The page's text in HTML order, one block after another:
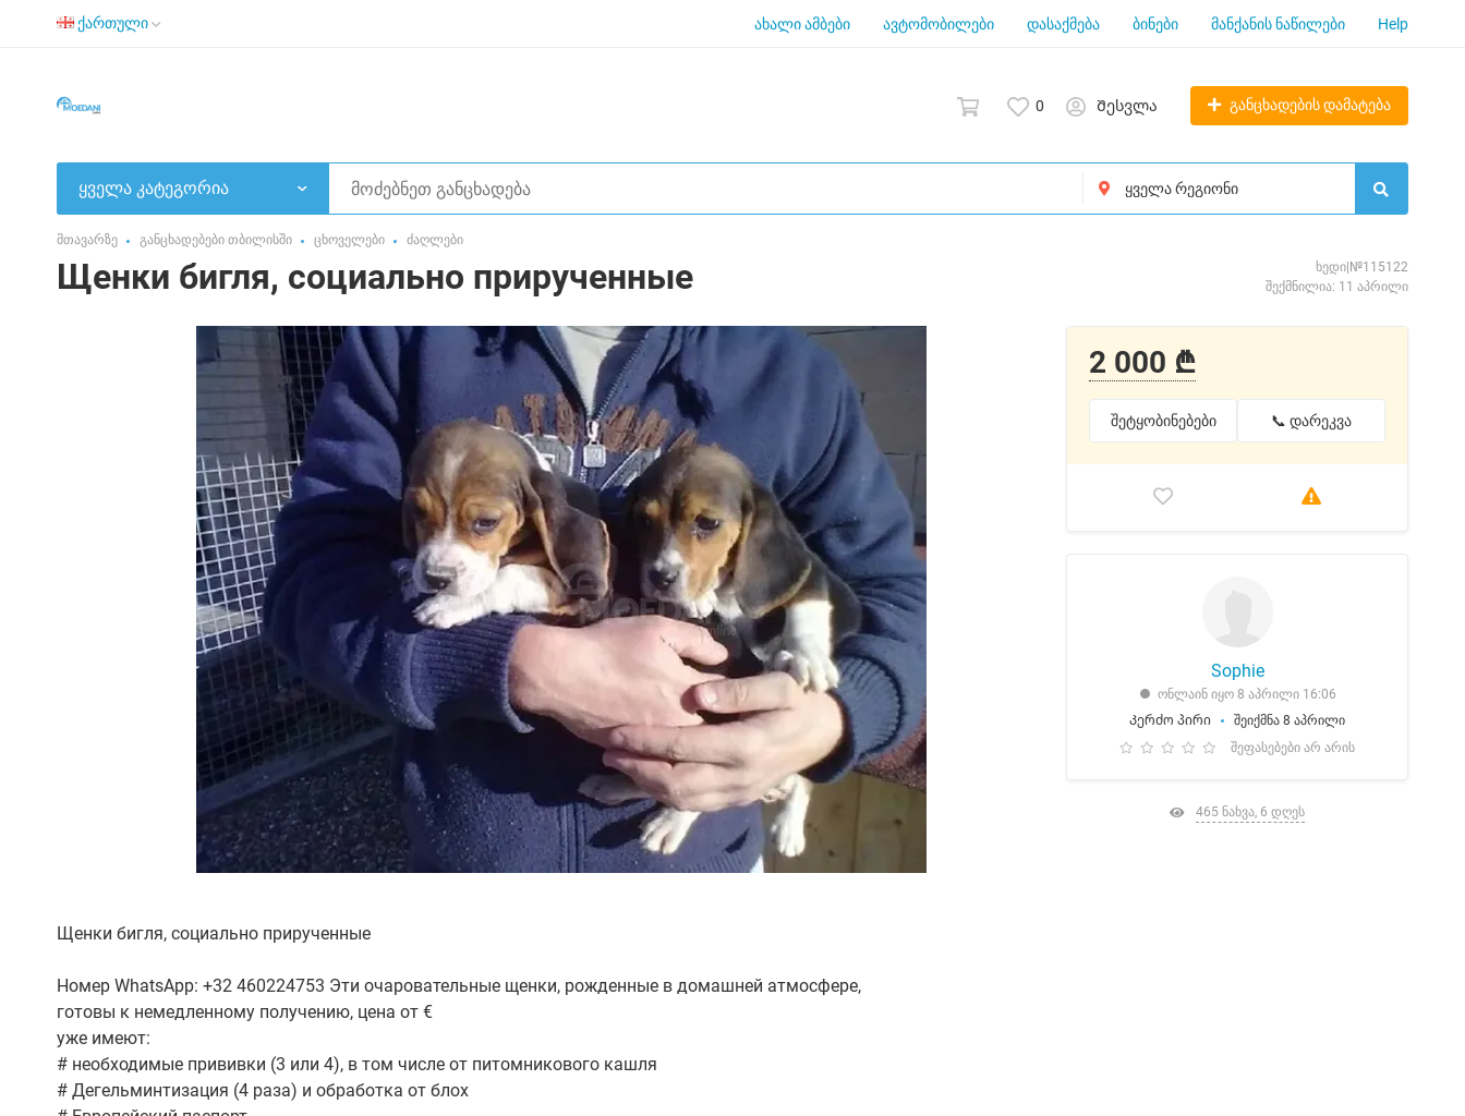
ქართული ახალი ამბები ავტომობილები დასაქმება ბინები მანქანის ნაწილები Help
0 Შესვლა განცხადების დამატება
ყველა კატეგორია
მთავარზე განცხადებები თბილისში ცხოველები ძაღლები
Щенки бигля, социально прирученные
ხედი|№115122
შექმნილია: 11 აპრილი
Щенки бигля, социально прирученные
Номер WhatsApp: +32 460224753 Эти очаровательные щенки, рожденные в домашней атмосфере,
готовы к немедленному получению, цена от €
уже имеют:
# необходимые прививки (3 или 4), в том числе от питомникового кашля
# Дегельминтизация (4 раза) и обработка от блох
2 000 ₾
შეტყობინებები 📞 დარეკვა
Sophie
ონლაინ იყო 8 აპრილი 16:06
Კერძო პირი
შეიქმნა 8 აპრილი
შეფასებები არ არის
465 ნახვა, 6 დღეს